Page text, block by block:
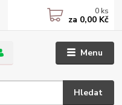
Menu
Hledat
0 ks
za 0,00 Kč